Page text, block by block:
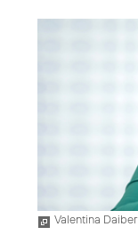
Valentina Daiber